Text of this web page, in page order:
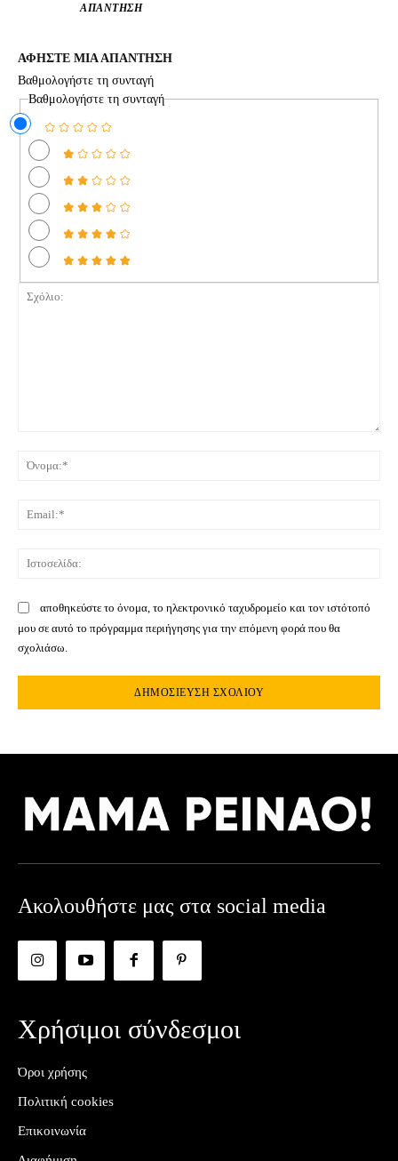
ΑΠΆΝΤΗΣΗ
ΑΦΗΣΤΕ ΜΙΑ ΑΠΑΝΤΗΣΗ
Βαθμολογήστε τη συνταγή
Βαθμολογήστε τη συνταγή
αποθηκεύστε το όνομα, το ηλεκτρονικό ταχυδρομείο και τον ιστότοπό
μου σε αυτό το πρόγραμμα περιήγησης για την επόμενη φορά που θα
σχολιάσω.
Ακολουθήστε μας στα social media
Χρήσιμοι σύνδεσμοι
Όροι χρήσης
Πολιτική cookies
Επικοινωνία